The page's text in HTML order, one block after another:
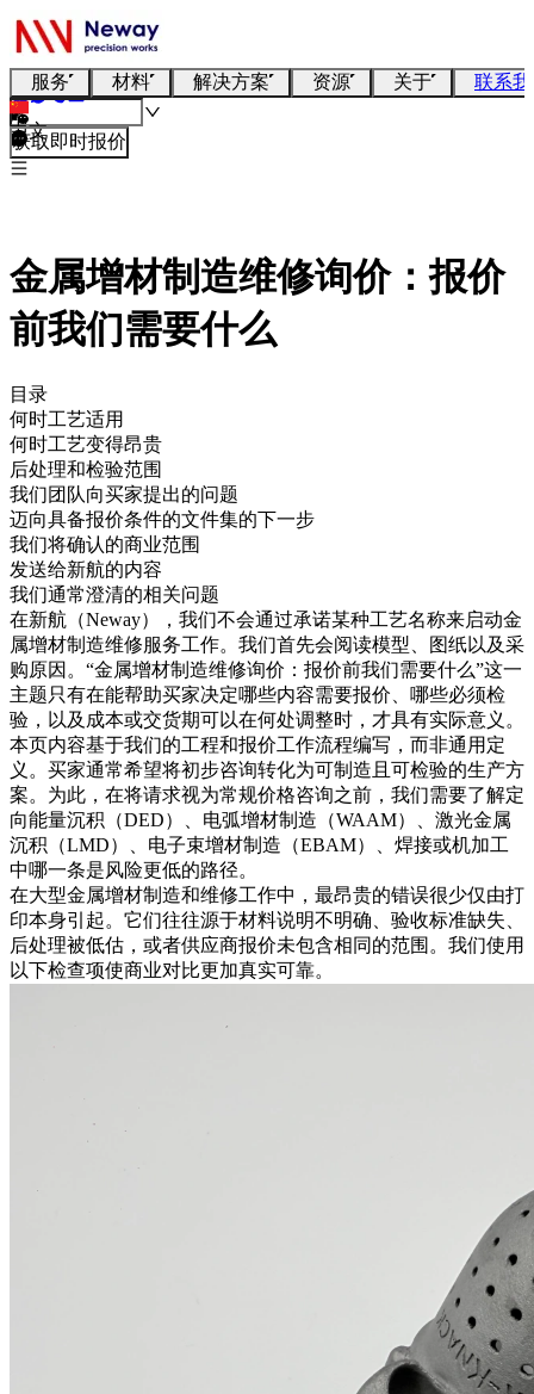
服务 材料 解决方案 资源 关于 联系
中文
获取即时报价
金属增材制造维修询价：报价
前我们需要什么
目录
何时工艺适用
何时工艺变得昂贵
后处理和检验范围
我们团队向买家提出的问题
迈向具备报价条件的文件集的下一步
我们将确认的商业范围
发送给新航的内容
我们通常澄清的相关问题
在新航（Neway），我们不会通过承诺某种工艺名称来启动金
属增材制造维修服务工作。我们首先会阅读模型、图纸以及采
购原因。“金属增材制造维修询价：报价前我们需要什么”这一
主题只有在能帮助买家决定哪些内容需要报价、哪些必须检
验，以及成本或交货期可以在何处调整时，才具有实际意义。
本页内容基于我们的工程和报价工作流程编写，而非通用定
义。买家通常希望将初步咨询转化为可制造且可检验的生产方
案。为此，在将请求视为常规价格咨询之前，我们需要了解定
向能量沉积（DED）、电弧增材制造（WAAM）、激光金属
沉积（LMD）、电子束增材制造（EBAM）、焊接或机加工
中哪一条是风险更低的路径。
在大型金属增材制造和维修工作中，最昂贵的错误很少仅由打
印本身引起。它们往往源于材料说明不明确、验收标准缺失、
后处理被低估，或者供应商报价未包含相同的范围。我们使用
以下检查项使商业对比更加真实可靠。